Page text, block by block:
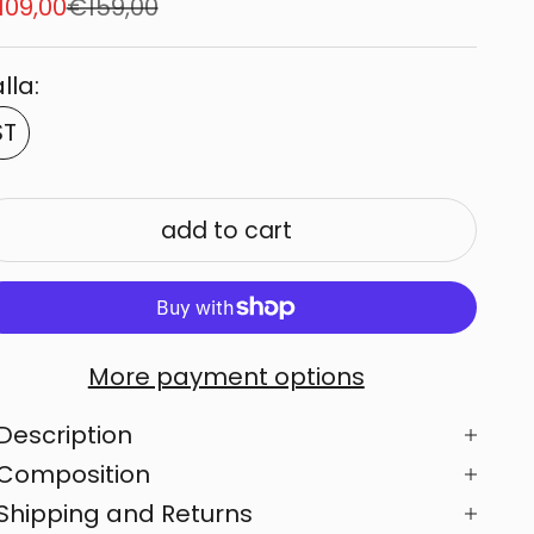
€159,00
add to cart
More payment options
and Returns